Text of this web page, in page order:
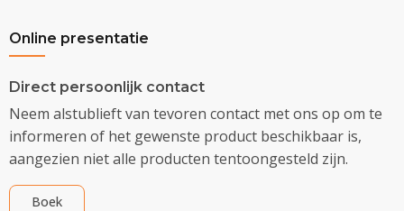
Online presentatie
Direct persoonlijk contact
Neem alstublieft van tevoren contact met ons op om te
informeren of het gewenste product beschikbaar is,
aangezien niet alle producten tentoongesteld zijn.
Boek